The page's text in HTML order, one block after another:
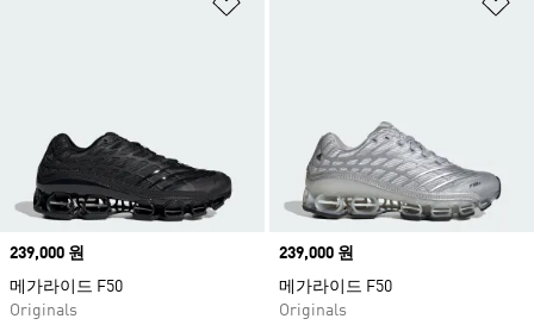
Price
239,000 원
메가라이드 F50
Originals
Price
239,000 원
메가라이드 F50
Originals